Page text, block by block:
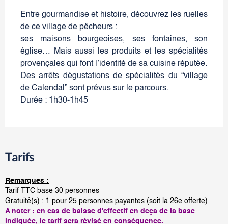
Entre gourmandise et histoire, découvrez les ruelles
de ce village de pêcheurs :
ses maisons bourgeoises, ses fontaines, son
église… Mais aussi les produits et les spécialités
provençales qui font l’identité de sa cuisine réputée.
Des arrêts dégustations de spécialités du “village
de Calendal” sont prévus sur le parcours.
Durée : 1h30-1h45
Tarifs
Remarques :
Tarif TTC base 30 personnes
Gratuité(s) : 1 pour 25 personnes payantes (soit la 26e offerte)
A noter : en cas de baisse d'effectif en deça de la base
indiquée, le tarif sera révisé en conséquence.